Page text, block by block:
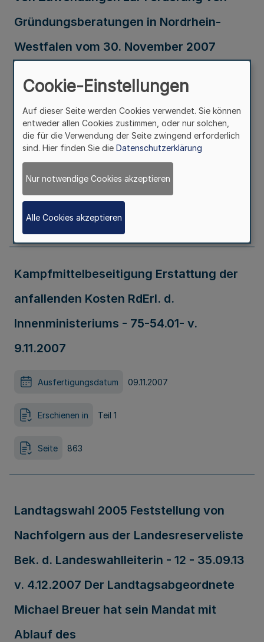
Gründungsberatungen in Nordrhein-
Westfalen vom 30. November 2007
Mittelstand und Energie - 311 / 44-22 - v.
30.11.2007
Seite 861
Kampfmittelbeseitigung Erstattung der
anfallenden Kosten RdErl. d.
Innenministeriums - 75-54.01- v.
9.11.2007
Ausfertigungsdatum 09.11.2007
Erschienen in Teil 1
Seite 863
Landtagswahl 2005 Feststellung von
Nachfolgern aus der Landesreserveliste
Bek. d. Landeswahlleiterin - 12 - 35.09.13
v. 4.12.2007 Der Landtagsabgeordnete
Michael Breuer hat sein Mandat mit
Ablauf des
Cookie-Einstellungen
Auf dieser Seite werden Cookies verwendet. Sie können
entweder allen Cookies zustimmen, oder nur solchen,
die für die Verwendung der Seite zwingend erforderlich
sind. Hier finden Sie die Datenschutzerklärung
Nur notwendige Cookies akzeptieren
Alle Cookies akzeptieren